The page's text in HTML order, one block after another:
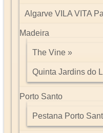
Algarve VILA VITA
Madeira
The Vine
Quinta Jardins do
Porto Santo
Pestana Porto